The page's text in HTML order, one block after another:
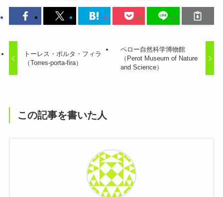
トーレス・ポルタ・フィラ
（Torres-porta-fira）
ペロー自然科学博物館
（Perot Museum of Nature
and Science）
この記事を書いた人